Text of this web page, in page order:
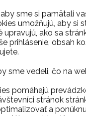
sme si pamätali
umožňujú, aby si
upravujú, ako sa
prihlásenie, obsah
sme vedeli, čo na
pomáhajú
stránok
a